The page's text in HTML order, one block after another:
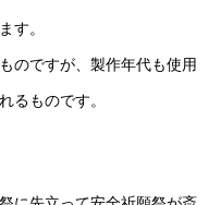
す。
のですが、製作年代も使用
るものです。